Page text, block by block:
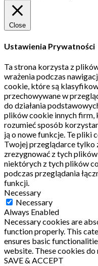
Close
Ustawienia Prywatności
Ta strona korzysta z
wrażenia podczas
cookie, które są
przechowywane w
do działania
plików cookie innych firm,
rozumieć sposób
ją o nowe funkcje. Te pliki
Twojej przeglądarce tylko
zrezygnować z tych
niektórych z tych plików
podczas przeglądania
funkcji.
Necessary
Necessary
Always Enabled
Necessary cookies are
function properly. This
ensures basic
website. These cookies
SAVE & ACCEPT